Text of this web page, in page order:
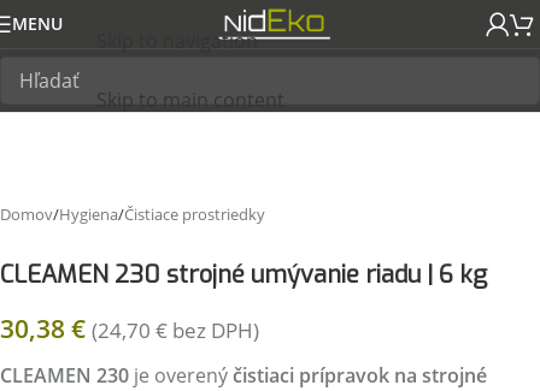
Skip to navigation
Skip to main content
MENU
Domov/Hygiena/Čistiace prostriedky
CLEAMEN 230 strojné umývanie riadu | 6 kg
30,38 € (24,70 € bez DPH)
CLEAMEN 230 je overenýčistiaci prípravok na strojné